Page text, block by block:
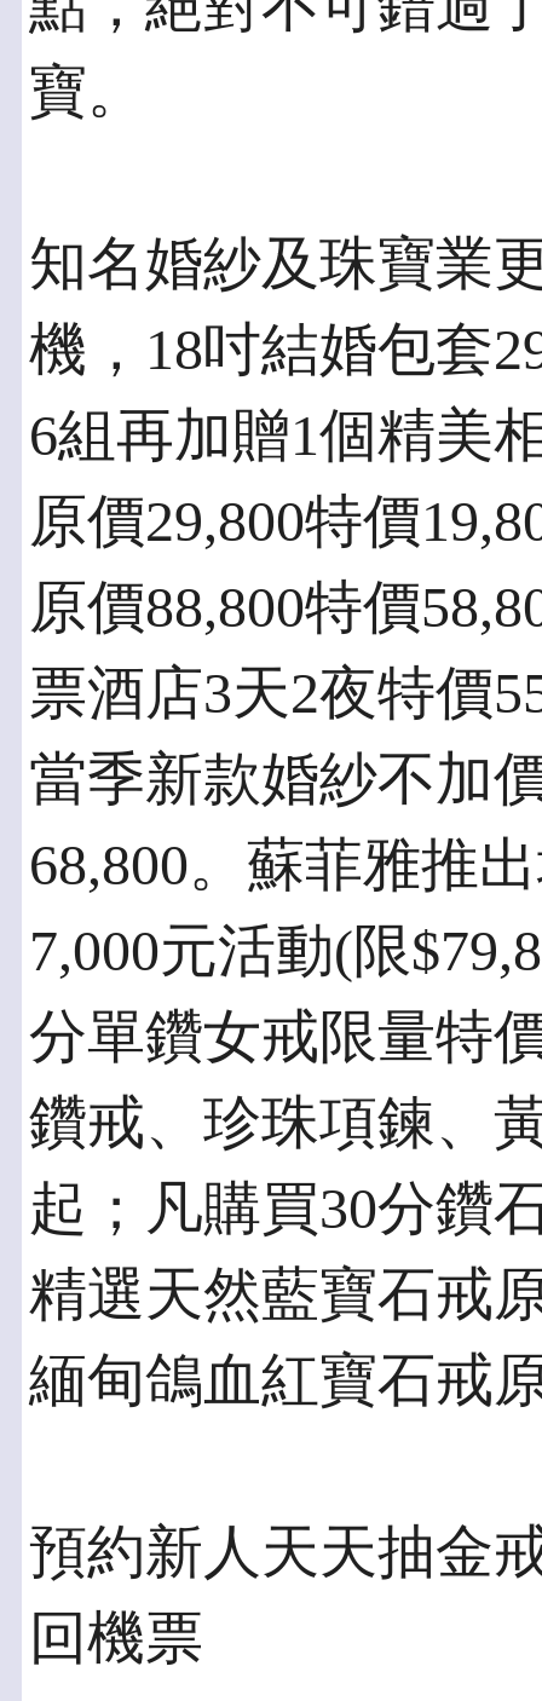
寶。
知名婚紗及珠寶業
機，18吋結婚包套
6組再加贈1個精美
原價29,800特價
原價88,800特價
票酒店3天2夜特價
當季新款婚紗不加
68,800。蘇菲雅推
7,000元活動(限
分單鑽女戒限量特
鑽戒、珍珠項鍊、
起；凡購買30分鑽
精選天然藍寶石戒
緬甸鴿血紅寶石戒
預約新人天天抽金
回機票